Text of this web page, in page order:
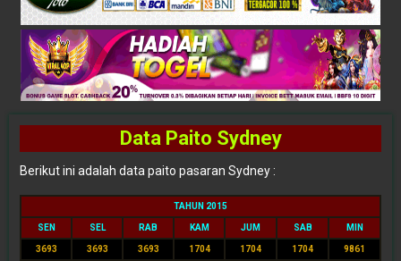
Data Paito Sydney
Berikut ini adalah data paito pasaran Sydney :
TAHUN 2015
SEN SEL RAB KAM JUM SAB MIN
3693 3693 3693 1704 1704 1704 9861